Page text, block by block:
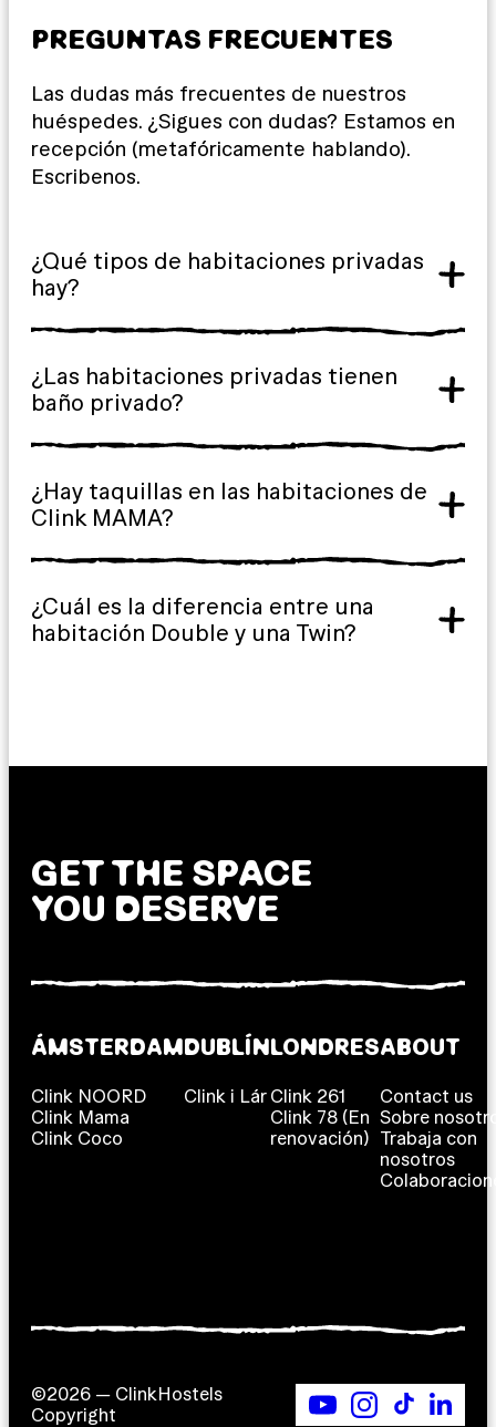
PREGUNTAS FRECUENTES
Las dudas más frecuentes de nuestros
huéspedes. ¿Sigues con dudas? Estamos en
recepción (metafóricamente hablando).
Escribenos.
¿Qué tipos de habitaciones privadas
hay?
¿Las habitaciones privadas tienen
baño privado?
¿Hay taquillas en las habitaciones de
Clink MAMA?
¿Cuál es la diferencia entre una
habitación Double y una Twin?
GET THE SPACE
YOU DESERVE
ÁMSTERDAM
Clink NOORD
Clink Mama
Clink Coco
DUBLÍN
Clink i Lár
LONDRES
Clink 261
Clink 78 (En
renovación)
ABOUT
Contact us
Sobre
Trabaja con
nosotros
©2026 — ClinkHostels
Copyright